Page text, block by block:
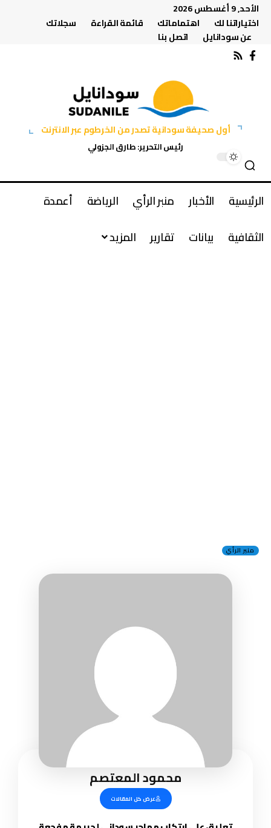
الأحد, 9 أغسطس 2026
اختياراتنا لك
اهتماماتك قائمة القراءة
سجلاتك
عن سودانايل
اتصل بنا
أول صحيفة سودانية تصدر من الخرطوم عبر الانترنت
رئيس التحرير: طارق الجزولي
الرئيسية الأخبار منبر الرأي الرياضة
أعمدة
الثقافية
بيانات تقارير المزيد
منبر الرأي
محمود المعتصم
عرض كل المقالات